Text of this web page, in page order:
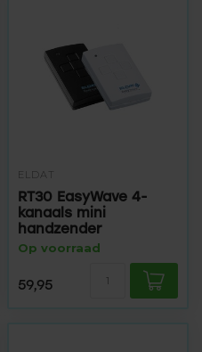
ELDAT
RT30 EasyWave 4-
kanaals mini
handzender
Op voorraad
59,95